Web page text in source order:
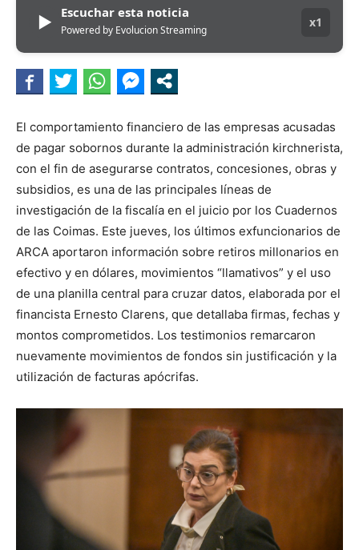
▶ Escuchar esta noticia
Powered by Evolucion Streaming
x1
El comportamiento financiero de las empresas acusadas
de pagar sobornos durante la administración kirchnerista,
con el fin de asegurarse contratos, concesiones, obras y
subsidios, es una de las principales líneas de
investigación de la fiscalía en el juicio por los Cuadernos
de las Coimas. Este jueves, los últimos exfuncionarios de
ARCA aportaron información sobre retiros millonarios en
efectivo y en dólares, movimientos “llamativos” y el uso
de una planilla central para cruzar datos, elaborada por el
financista Ernesto Clarens, que detallaba firmas, fechas y
montos comprometidos. Los testimonios remarcaron
nuevamente movimientos de fondos sin justificación y la
utilización de facturas apócrifas.